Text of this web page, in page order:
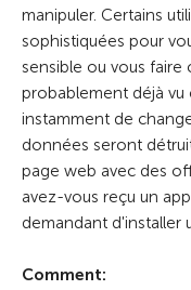
manipuler. Certains
sophistiquées pour
sensible ou vous faire
probablement déjà vu
instamment de
données seront
page web avec des
avez-vous reçu un
demandant d'installer
Comment: